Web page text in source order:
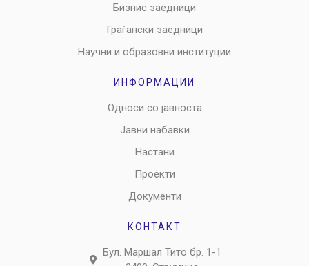
Бизнис заедници
Граѓански заедници
Научни и образовни институции
ИНФОРМАЦИИ
Односи со јавноста
Јавни набавки
Настани
Проекти
Документи
КОНТАКТ
Бул. Маршал Тито бр. 1-1